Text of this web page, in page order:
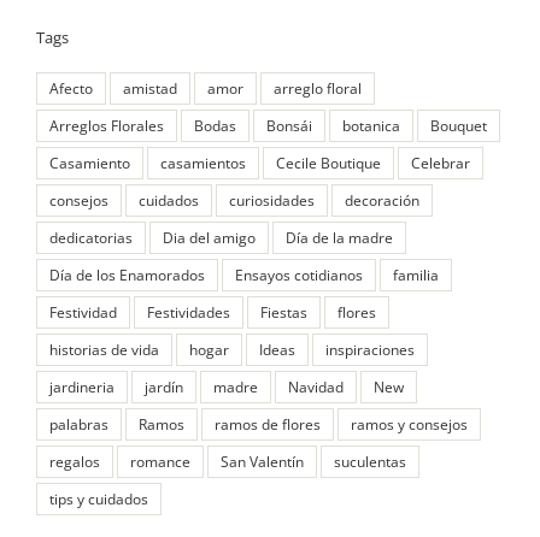
Tags
Afecto amistad amor
arreglo floral
Arreglos Florales
Bodas Bonsái botanica
Bouquet
Casamiento
casamientos Cecile Boutique
Celebrar
consejos
cuidados curiosidades
decoración
dedicatorias
Dia del amigo
Día de la madre
Día de los Enamorados
Ensayos cotidianos
familia
Festividad
Festividades Fiestas
flores
historias de vida
hogar Ideas
inspiraciones
jardineria
jardín madre Navidad
New
palabras
Ramos ramos de flores
ramos y consejos
regalos
romance San Valentín
suculentas
tips y cuidados